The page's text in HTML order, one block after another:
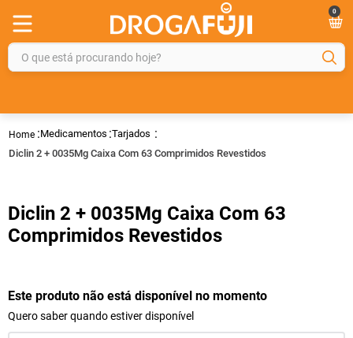
0
O que está procurando hoje?
Medicamentos Tarjados
Diclin 2 + 0035Mg Caixa Com 63 Comprimidos Revestidos
Diclin 2 + 0035Mg Caixa Com 63
Comprimidos Revestidos
Este produto não está disponível no momento
Quero saber quando estiver disponível
2º
gelmax
rosuvastatina 20mg
5º
protetor solar
8º
fraldas geriátricas